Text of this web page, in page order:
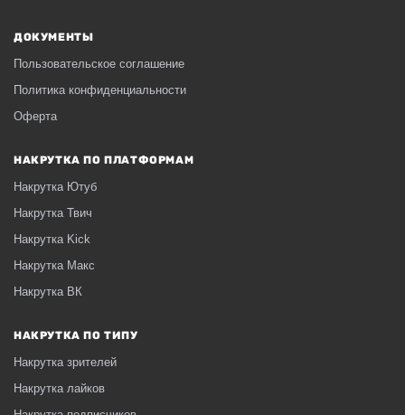
ДОКУМЕНТЫ
Пользовательское соглашение
Политика конфиденциальности
Оферта
НАКРУТКА ПО ПЛАТФОРМАМ
Накрутка Ютуб
Накрутка Твич
Накрутка Kick
Накрутка Макс
Накрутка ВК
НАКРУТКА ПО ТИПУ
Накрутка зрителей
Накрутка лайков